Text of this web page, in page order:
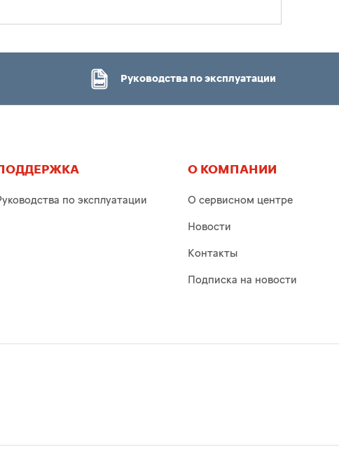
Руководства по эксплуатации
по эксплуатации
О КОМПАНИИ
О сервисном центре
Новости
Контакты
Подписка на новости